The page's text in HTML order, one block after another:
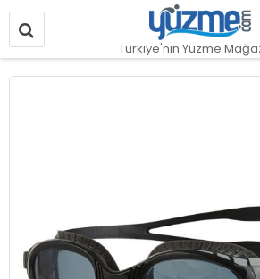
Türkiye'nin Yüzme
Resim